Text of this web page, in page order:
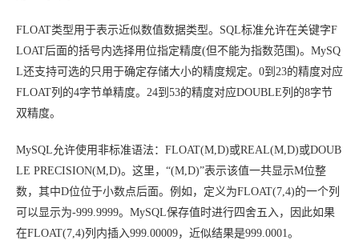
FLOAT类型用于表示近似数值数据类型。SQL标准允许在关键字F
LOAT后面的括号内选择用位指定精度(但不能为指数范围)。MySQ
L还支持可选的只用于确定存储大小的精度规定。0到23的精度对应
FLOAT列的4字节单精度。24到53的精度对应DOUBLE列的8字节
双精度。
MySQL允许使用非标准语法：FLOAT(M,D)或REAL(M,D)或DOUB
LE PRECISION(M,D)。这里，“(M,D)”表示该值一共显示M位整
数，其中D位位于小数点后面。例如，定义为FLOAT(7,4)的一个列
可以显示为-999.9999。MySQL保存值时进行四舍五入，因此如果
在FLOAT(7,4)列内插入999.00009，近似结果是999.0001。